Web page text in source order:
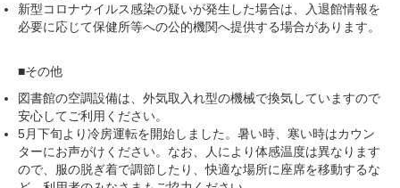
新型コロナウイルス感染の疑いが発生した場合は、入退館情報を
必要に応じて保健所等への公的機関へ提供する場合があります。
■その他
図書館の空調設備は、外気取入れ型の機械で換気していますので
安心してご利用ください。
5月下旬より冷房運転を開始しました。暑い時、寒い時はカウン
ターにお声がけください。なお、人により体感温度は異なります
ので、服の脱ぎ着で調節したり、快適な場所に座席を移動するな